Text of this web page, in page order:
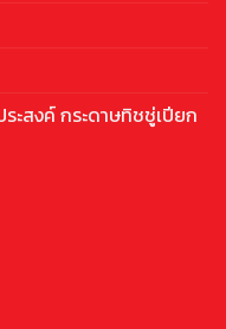
ะสงค์ กระดาษทิชชู่เปียก